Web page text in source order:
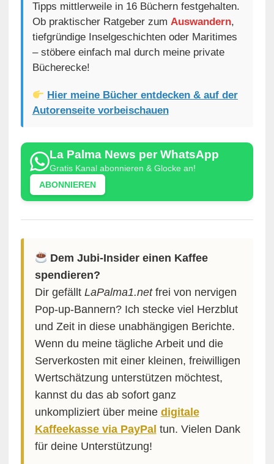
Tipps mittlerweile in 16 Büchern festgehalten.
Ob praktischer Ratgeber zum Auswandern,
tiefgründige Inselgeschichten oder Maritimes
– stöbere einfach mal durch meine private
Bücherecke!
Hier meine Bücher entdecken & auf der
Autorenseite vorbeischauen
La Palma News per WhatsApp
Gratis Kanal abonnieren & Glocke an!
ABONNIEREN
Dem Jubi-Insider einen Kaffee
spendieren?
Dir gefällt LaPalma1.netfrei von nervigen
Pop-up-Bannern? Ich stecke viel Herzblut
und Zeit in diese unabhängigen Berichte.
Wenn du meine tägliche Arbeit und die
Serverkosten mit einer kleinen, freiwilligen
Wertschätzung unterstützen möchtest,
kannst du das ab sofort ganz
unkompliziert über meine digitale
Kaffeekasse via PayPal tun. Vielen Dank
für deine Unterstützung!